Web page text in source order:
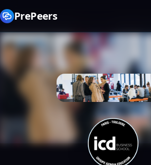
PrePeers